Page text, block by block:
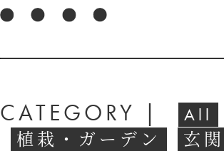
CATEGORY |
All
植栽・ガーデン
玄